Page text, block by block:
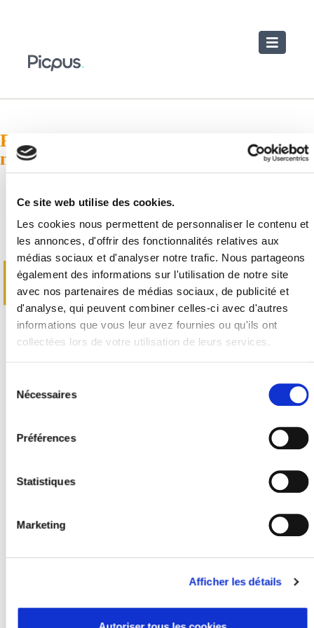
Ce site web utilise des cookies.
Les cookies nous permettent de personnaliser le contenu et
les annonces, d'offrir des fonctionnalités relatives aux
médias sociaux et d'analyser notre trafic. Nous partageons
également des informations sur l'utilisation de notre site
avec nos partenaires de médias sociaux, de publicité et
d'analyse, qui peuvent combiner celles-ci avec d'autres
informations que vous leur avez fournies ou qu'ils ont
collectées lors de votre utilisation de leurs services.
Nécessaires
Préférences
Statistiques
Marketing
Afficher les détails
Toggle
Professionnels libéraux : modèle de
note d'honoraires
MAJ - avril 2026